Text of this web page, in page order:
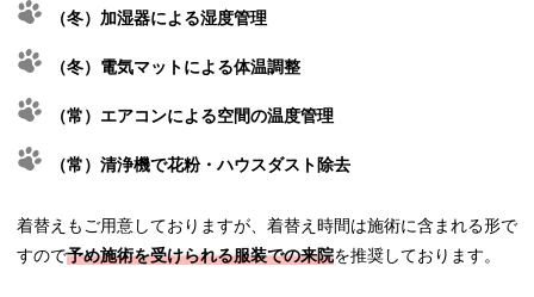
（冬）加湿器による湿度管理
（冬）電気マットによる体温調整
（常）エアコンによる空間の温度管理
（常）清浄機で花粉・ハウスダスト除去
着替えもご用意しておりますが、着替え時間は施術に含まれる形で
すので予め施術を受けられる服装での来院を推奨しております。